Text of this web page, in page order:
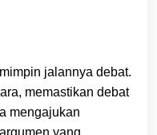
jalannya debat.
memastikan debat
mengajukan